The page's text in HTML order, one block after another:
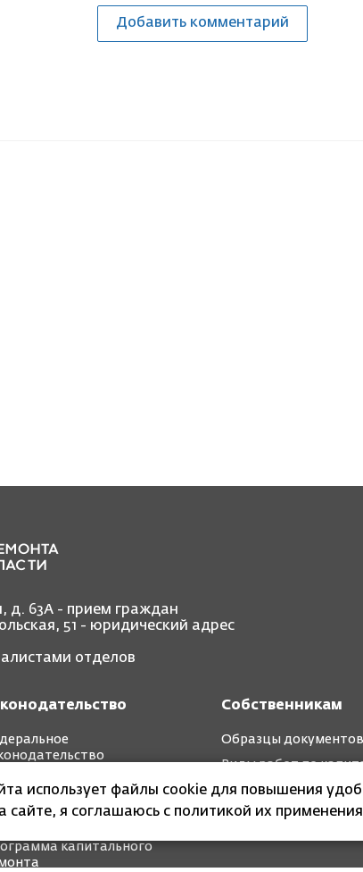
Добавить комментарий
д. 63А - прием граждан
51 - юридический адрес
отделов
капитального
Собственникам
Образцы документов
Виды работ по
использует файлы cookie для повышения
сайте, я соглашаюсь с политикой их